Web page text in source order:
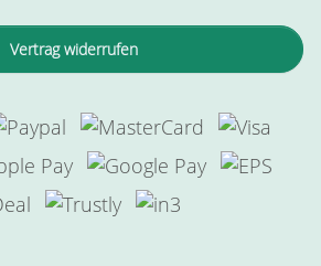
Vertrag widerrufen